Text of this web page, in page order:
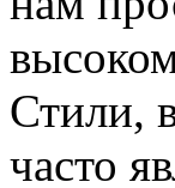
Стили,
часто